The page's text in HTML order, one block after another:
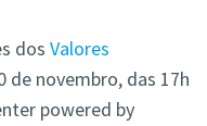
dos Valores
de novembro, das 17h
powered by